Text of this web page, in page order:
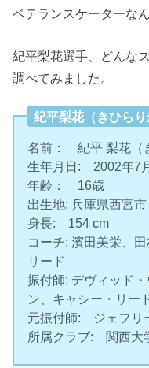
ベテランスケーターな
紀平梨花選手、どんな
調べてみました。
紀平梨花（きひら
名前： 紀平 梨花（
生年月日: 2002年7
年齢： 16歳
出生地: 兵庫県西宮市
身長: 154 cm
コーチ: 濱田美栄、
リード
振付師: デヴィッド
ン、キャシー・リー
元振付師: ジェフリ
所属クラブ: 関西大